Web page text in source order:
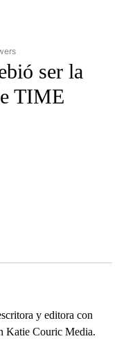
SPANISH" TO RECEIVE
ser la
TIME
y editora con
Katie Couric Media.